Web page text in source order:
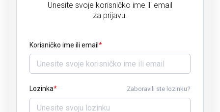
Unesite svoje korisničko ime ili email
za prijavu.
Korisničko ime ili email
Lozinka Zaboravili ste lozinku?